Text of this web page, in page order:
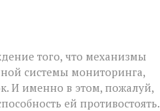
того, что механизмы
системы мониторинга,
И именно в этом, пожалуй,
ей противостоять.